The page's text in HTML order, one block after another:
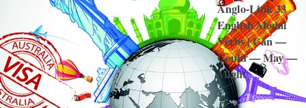
Anglo-Link 33
English Modal
Verbs | Can —
Could — May —
Might